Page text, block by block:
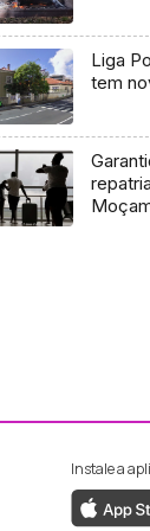
Liga
tem
da RTP
da
Instale a